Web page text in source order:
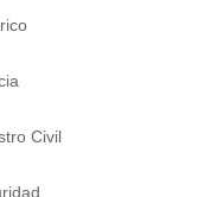
Civil